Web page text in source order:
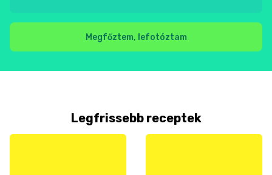
Megfőztem, lefotóztam
Legfrissebb receptek